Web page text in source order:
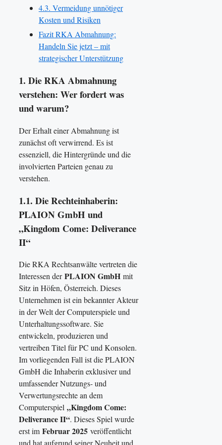
4.3. Vermeidung unnötiger
Kosten und Risiken
Fazit RKA Abmahnung:
Handeln Sie jetzt – mit
strategischer Unterstützung
1. Die RKA Abmahnung
verstehen: Wer fordert was
und warum?
Der Erhalt einer Abmahnung ist
zunächst oft verwirrend. Es ist
essenziell, die Hintergründe und die
involvierten Parteien genau zu
verstehen.
1.1. Die Rechteinhaberin:
PLAION GmbH und
„Kingdom Come: Deliverance
II“
Die RKA Rechtsanwälte vertreten die
Interessen derPLAION GmbH mit
Sitz in Höfen, Österreich. Dieses
Unternehmen ist ein bekannter Akteur
in der Welt der Computerspiele und
Unterhaltungssoftware. Sie
entwickeln, produzieren und
vertreiben Titel für PC und Konsolen.
Im vorliegenden Fall ist die PLAION
GmbH die Inhaberin exklusiver und
umfassender Nutzungs- und
Verwertungsrechte an dem
Computerspiel „Kingdom Come:
Deliverance II“. Dieses Spiel wurde
erst im Februar 2025 veröffentlicht